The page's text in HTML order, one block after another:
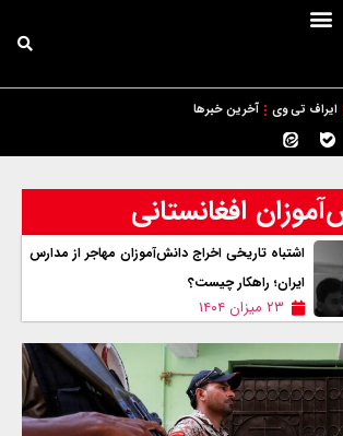
ایراف تی وی آخرین خبرها
افغانستانی
اشتباه تاریخی اخراج دانش‌آموزان مهاجر از مدارس
ایران؛ راهکار چیست؟
۲۳ میزان ۱۴۰۴